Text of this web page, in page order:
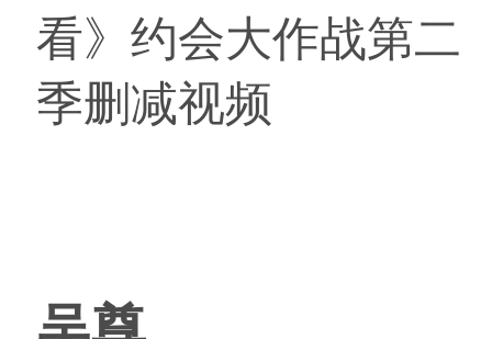
看》约会大作战第二
季删减视频